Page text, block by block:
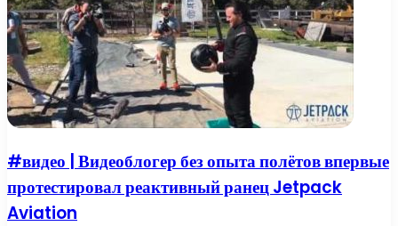
#видео | Видеоблогер без опыта полётов впервые
протестировал реактивный ранец Jetpack
Aviation